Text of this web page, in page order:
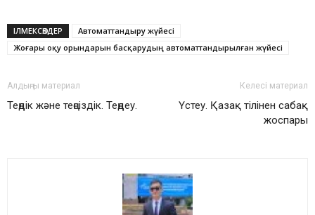
ІЛМЕКСӨЗДЕР
Автоматтандыру жүйесі
Жоғары оқу орындарын басқарудың автоматтандырылған жүйесі
Алдыңғы материал
Теңдік және теңсіздік. Теңдеу.
Келесі материал
Үстеу. Қазақ тілінен сабақ
жоспары